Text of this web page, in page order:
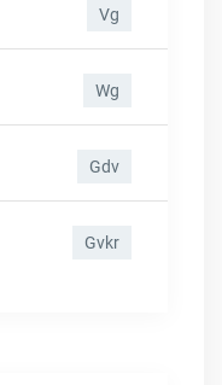
Vg
Wg
Gdv
Gvkr